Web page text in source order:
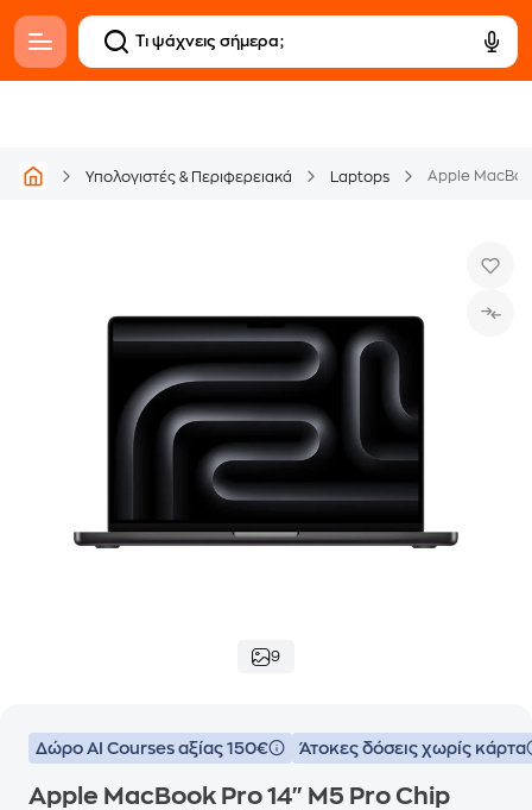
Υπολογιστές & Περιφερειακά Laptops
9
Δώρο ΑΙ Courses αξίας 150€ Άτοκες δόσεις χωρίς κάρτα
Apple MacBook Pro 14" M5 Pro Chip